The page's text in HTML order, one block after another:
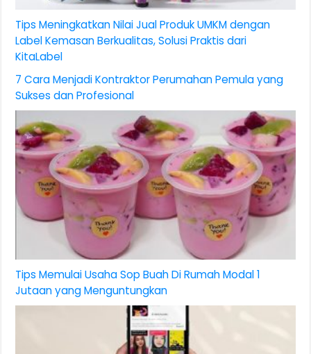
Tips Meningkatkan Nilai Jual Produk UMKM dengan
Label Kemasan Berkualitas, Solusi Praktis dari
KitaLabel
7 Cara Menjadi Kontraktor Perumahan Pemula yang
Sukses dan Profesional
Tips Memulai Usaha Sop Buah Di Rumah Modal 1
Jutaan yang Menguntungkan